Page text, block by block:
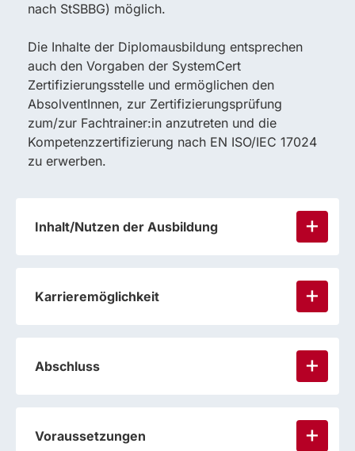
nach StSBBG) möglich.
Die Inhalte der Diplomausbildung entsprechen
auch den Vorgaben der SystemCert
Zertifizierungsstelle und ermöglichen den
AbsolventInnen, zur Zertifizierungsprüfung
zum/zur Fachtrainer:in anzutreten und die
Kompetenzzertifizierung nach EN ISO/IEC 17024
zu erwerben.
Inhalt/Nutzen der Ausbildung
Karrieremöglichkeit
Abschluss
Voraussetzungen